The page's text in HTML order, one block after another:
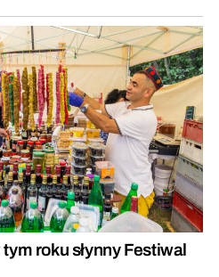
roku słynny Festiwal